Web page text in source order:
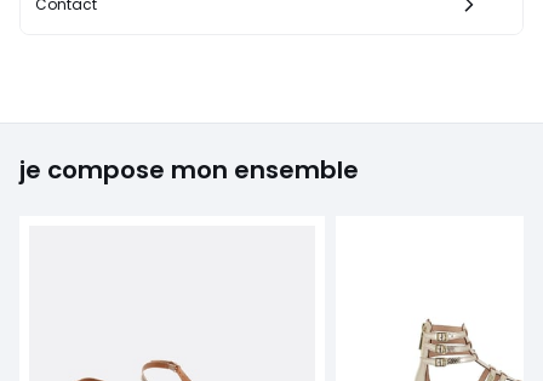
je compose mon ensemble